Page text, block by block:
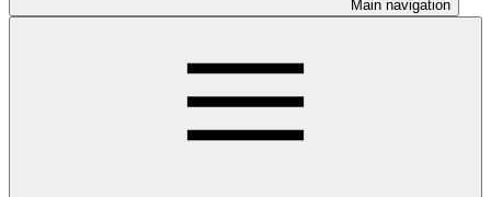
Main navigation